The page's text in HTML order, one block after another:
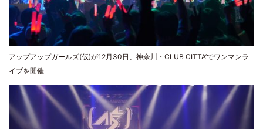
アップアップガールズ(仮)が12月30日、神奈川・CLUB CITTA’でワンマンラ
イブを開催